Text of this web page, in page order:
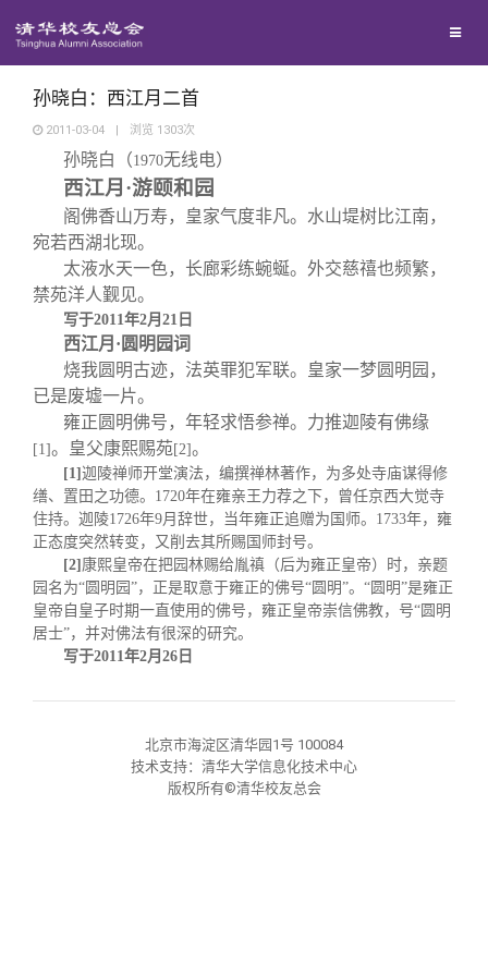
西南联大校友会
义工计划
新媒体平台
青春风采
校友文苑
校友讲坛
校友服务
终身学习
信息化服务
三创大赛
实用信息
校友总会
总会简介
会长致辞
总会章程
制度法规
关闭
孙晓白：西江月二首
2011-03-04 | 浏览 1303次
孙晓白（1970无线电）
西江月·游颐和园
阁佛香山万寿，皇家气度非凡。水山堤树比江南，
宛若西湖北现。
太液水天一色，长廊彩练蜿蜒。外交慈禧也频繁，
禁苑洋人觐见。
写于2011年2月 21 日
西江月·圆明园词
烧我圆明古迹，法英罪犯军联。皇家一梦圆明园，
已是废墟一片。
雍正圆明佛号，年轻求悟参禅。力推迦陵有佛缘
[1]。皇父康熙赐苑 [2]。
[1] 迦陵禅师开堂演法，编撰禅林著作，为多处寺庙谋得修
缮、置田之功德。 1720年在雍亲王力荐之下，曾任京西大觉寺
住持。迦陵1726年9月辞世，当年雍正追赠为国师。 1733年，雍
正态度突然转变，又削去其所赐国师封号。
[2] 康熙皇帝在把园林赐给胤禛 （后为雍正皇帝）时，亲题
园名为“圆明园”，正是取意于雍正的佛号“圆明”。“圆明”是雍正
皇帝自皇子时期一直使用的佛号，雍正皇帝崇信佛教，号“圆明
居士”，并对佛法有很深的研究。
写于2011年2月 26 日
北京市海淀区清华园1号 100084
技术支持：清华大学信息化技术中心
版权所有©清华校友总会